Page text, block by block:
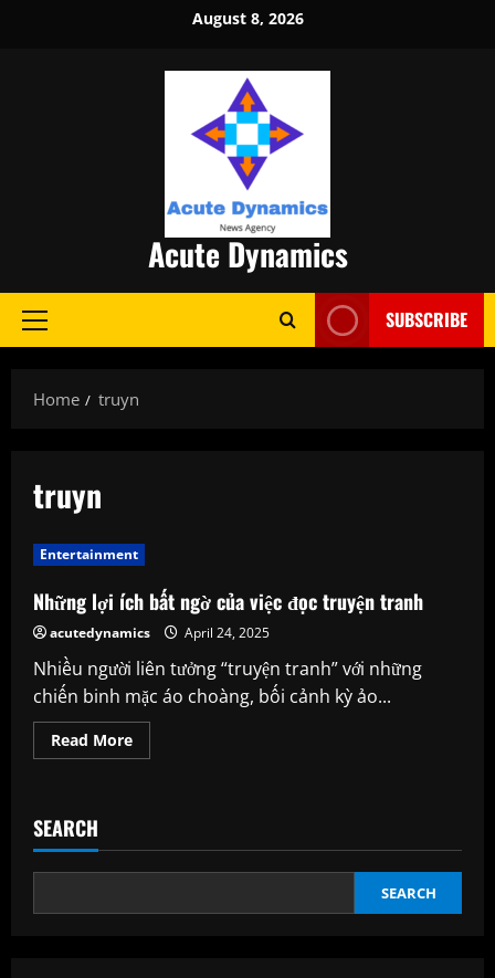
August 8, 2026
Acute Dynamics
Primary
SUBSCRIBE
Home truyn
truyn
Entertainment
Những lợi ích bất ngờ của việc đọc truyện tranh
acutedynamics April 24, 2025
Nhiều người liên tưởng “truyện tranh” với những
chiến binh mặc áo choàng, bối cảnh kỳ ảo...
Read MoreRead
more
ngờ
việc
truyện
SEARCH
SEARCH